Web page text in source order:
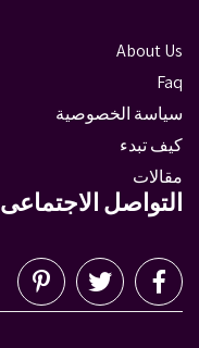
About Us
Faq
سياسة الخصوصية
كيف تبدء
مقالات
التواصل الاجتماعى